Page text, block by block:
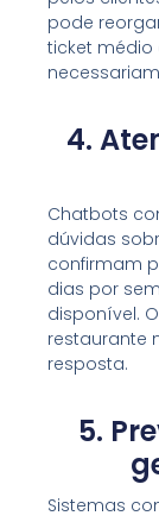
pode
ticket médio
4.
Chatbots
dúvidas
confirmam
dias por
disponível.
restaurante
resposta.
5.
Sistemas